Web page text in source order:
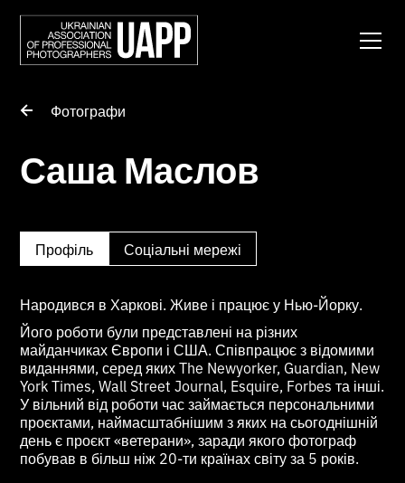
Фотографи
Саша Маслов
Профіль Соціальні мережі
Народився в Харкові. Живе і працює у Нью-Йорку.
Його роботи були представлені на різних
майданчиках Європи і США. Співпрацює з відомими
виданнями, серед яких The Newyorker, Guardian, New
York Times, Wall Street Journal, Esquire, Forbes та інші.
У вільний від роботи час займається персональними
проєктами, наймасштабнішим з яких на сьогоднішній
день є проєкт «ветерани», заради якого фотограф
побував в більш ніж 20-ти країнах світу за 5 років.